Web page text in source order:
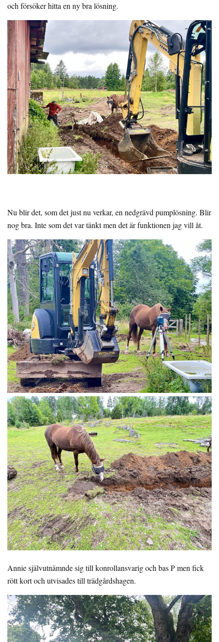
och försöker hitta en ny bra lösning.
Nu blir det, som det just nu verkar, en nedgrävd pumplösning. Blir
nog bra. Inte som det var tänkt men det är funktionen jag vill åt.
Annie självutnämnde sig till konrollansvarig och bas P men fick
rött kort och utvisades till trädgårdshagen.